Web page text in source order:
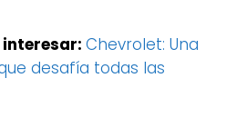
interesar: Chevrolet: Una
desafía todas las